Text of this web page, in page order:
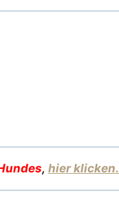
s,hier klicken.